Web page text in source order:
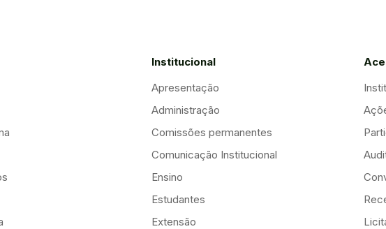
Institucional
Apresentação
Administração
Comissões permanentes
Comunicação Institucional
Ensino
Estudantes
Extensão